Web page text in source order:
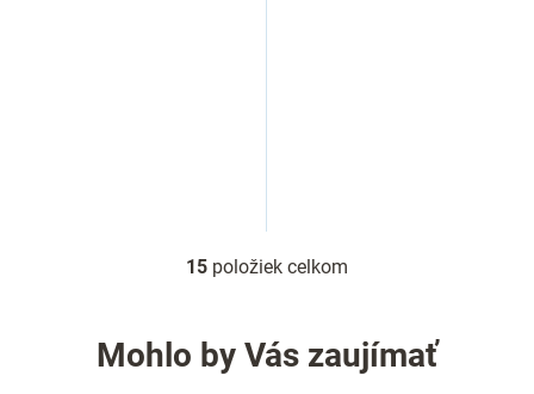
O
á
d
15 položiek celkom
Mohlo by Vás zaujímať